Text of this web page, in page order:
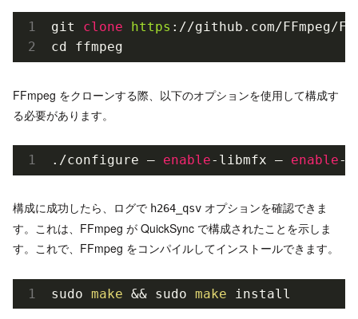
git clone https ://github.com/FFmpeg/
cd ffmpeg
FFmpeg をクローンする際、以下のオプションを使用して構成す
る必要があります。
./configure — enable-libmfx — enable-
構成に成功したら、ログで h264_qsv オプションを確認できま
す。これは、FFmpeg が QuickSync で構成されたことを示しま
す。これで、FFmpeg をコンパイルしてインストールできます。
sudo make && sudo make install